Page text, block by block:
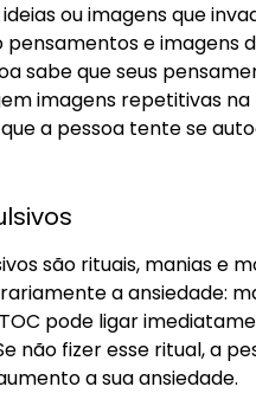
ou imagens que
e imagens
sabe que seus
imagens repetitivas
a pessoa tente se
são rituais, manias e
a ansiedade:
pode ligar
não fizer esse ritual, a
a sua ansiedade.